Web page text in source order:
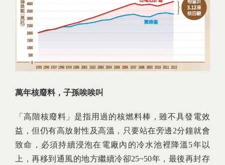
萬年核廢料，子孫唉唉叫
「高階核廢料」是指用過的核燃料棒，雖不具發電效
益，但仍有高放射性及高溫，只要站在旁邊2分鐘就會
致命，必須持續浸泡在電廠內的冷水池裡降溫5年以
上，再移到通風的地方繼續冷卻25~50年，最後再封存